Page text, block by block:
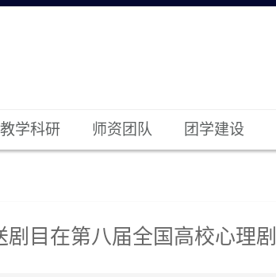
教学科研 师资团队 团学建设
目在第八届全国高校心理